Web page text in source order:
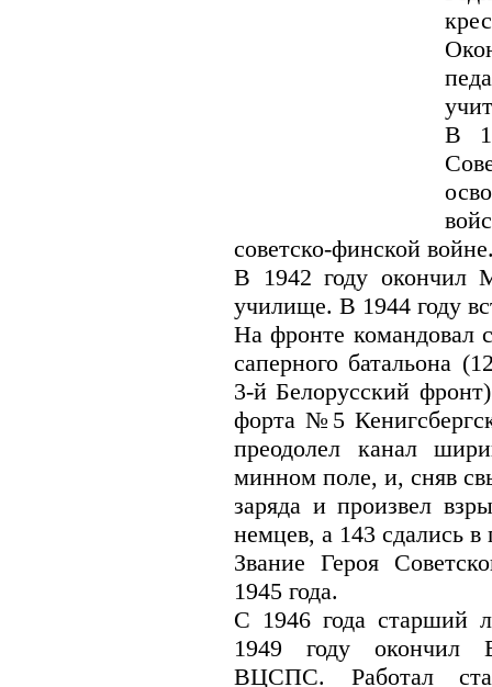
В
советско-финской
В 1942 году окончил
училище. В 1944 году
На фронте командовал
саперного батальона
3-й Белорусский
форта №5
преодолел канал
минном поле, и, сняв
заряда и произвел
немцев, а 143 сдались в
Звание Героя
1945 года.
С 1946 года старший
1949 году окончил
ВЦСПС. Работал